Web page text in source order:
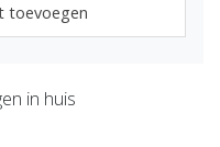
toevoegen
in huis